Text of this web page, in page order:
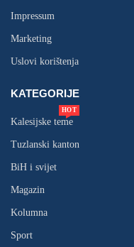
Impressum
Marketing
Uslovi korištenja
KATEGORIJE
Kalesijske teme
HOT
Tuzlanski kanton
BiH i svijet
Magazin
Kolumna
Sport